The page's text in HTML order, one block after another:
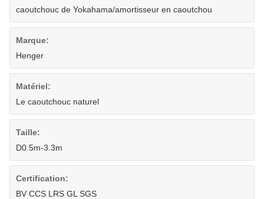
caoutchouc de Yokahama/amortisseur en caoutchou
Marque:
Henger
Matériel:
Le caoutchouc naturel
Taille:
D0.5m-3.3m
Certification:
BV CCS LRS GL SGS